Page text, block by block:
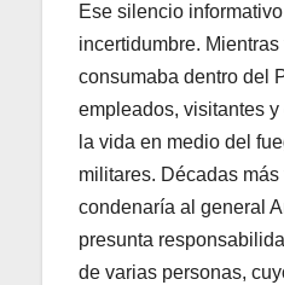
Ese silencio
incertidumbre.
consumaba dentro del
empleados, visitantes
la vida en medio del
militares. Décadas
condenaría al general
presunta
de varias personas,